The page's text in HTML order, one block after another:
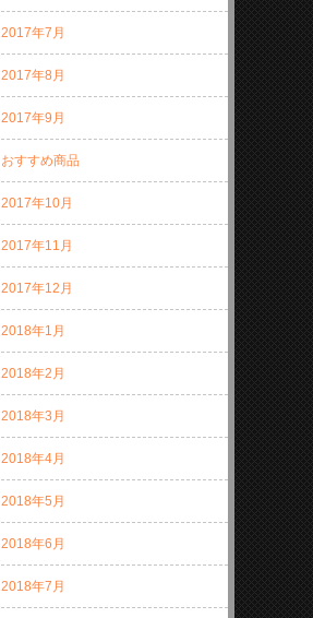
2017年7月
2017年8月
2017年9月
おすすめ商品
2017年10月
2017年11月
2017年12月
2018年1月
2018年2月
2018年3月
2018年4月
2018年5月
2018年6月
2018年7月